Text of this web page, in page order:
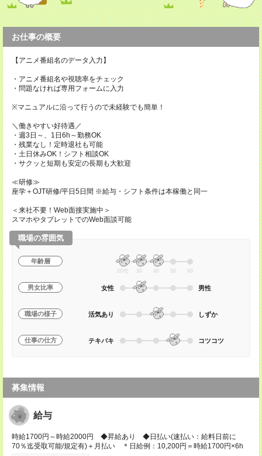
お仕事の概要
【アニメ番組名のデータ入力】
・アニメ番組名や視聴率をチェック
・問題なければ専用フォームに入力
※マニュアルに沿って行うので未経験でも簡単！
＼働きやすい好待遇／
・週3日～、1日6h～勤務OK
・残業なし！定時退社も可能
・土日休みOK！シフト相談OK
・サクッと短期も安定の長期も大歓迎
≪研修≫
座学＋OJT研修/平日5日間 ※給与・シフト条件は本稼働と同一
＜来社不要！Web面接実施中＞
スマホやタブレットでのWeb面談可能
職場の雰囲気
年齢層
20代 30 40 50 60
男女比率 女性 男性
職場の様子 活気あり しずか
仕事の仕方 テキパキ コツコツ
募集情報
給与
時給1700円～時給2000円 ◆昇給あり ◆日払い(速払い：給料日前に
70％迄受取可能/規定有)＋月払い ＊日給例：10,200円＝時給1700円×6h